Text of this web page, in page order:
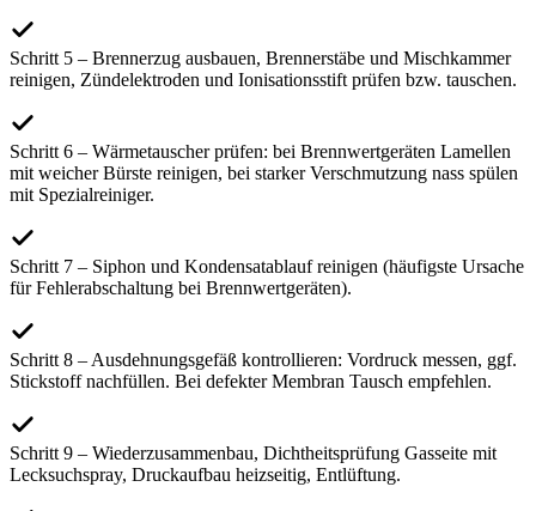
Schritt 5 – Brennerzug ausbauen, Brennerstäbe und Mischkammer
reinigen, Zündelektroden und Ionisationsstift prüfen bzw. tauschen.
Schritt 6 – Wärmetauscher prüfen: bei Brennwertgeräten Lamellen
mit weicher Bürste reinigen, bei starker Verschmutzung nass spülen
mit Spezialreiniger.
Schritt 7 – Siphon und Kondensatablauf reinigen (häufigste Ursache
für Fehlerabschaltung bei Brennwertgeräten).
Schritt 8 – Ausdehnungsgefäß kontrollieren: Vordruck messen, ggf.
Stickstoff nachfüllen. Bei defekter Membran Tausch empfehlen.
Schritt 9 – Wiederzusammenbau, Dichtheitsprüfung Gasseite mit
Lecksuchspray, Druckaufbau heizseitig, Entlüftung.